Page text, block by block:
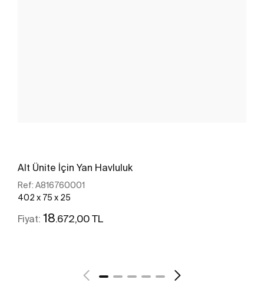
Alt Ünite İçin Yan Havluluk
Ref: A816760001
402 x 75 x 25
Fiyat: 18.672,00 TL